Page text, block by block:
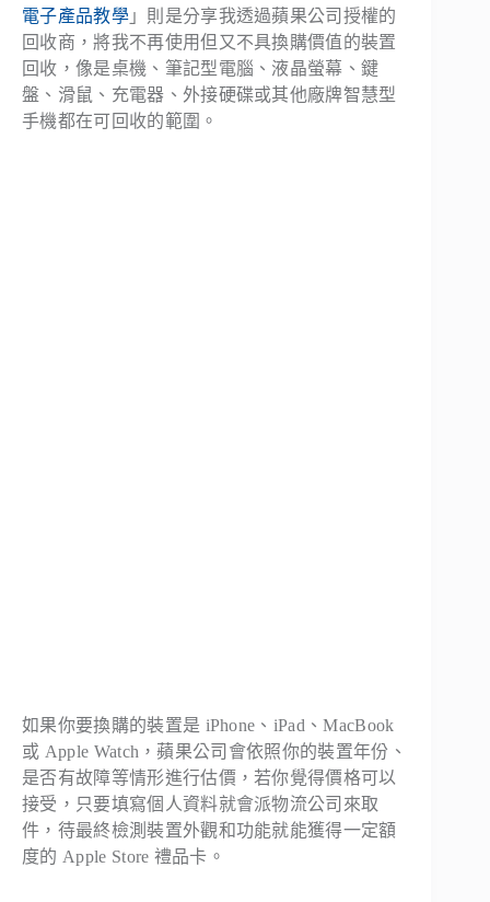
電子產品教學」則是分享我透過蘋果公司授權的
回收商，將我不再使用但又不具換購價值的裝置
回收，像是桌機、筆記型電腦、液晶螢幕、鍵
盤、滑鼠、充電器、外接硬碟或其他廠牌智慧型
手機都在可回收的範圍。
如果你要換購的裝置是 iPhone、iPad、MacBook
或 Apple Watch，蘋果公司會依照你的裝置年份、
是否有故障等情形進行估價，若你覺得價格可以
接受，只要填寫個人資料就會派物流公司來取
件，待最終檢測裝置外觀和功能就能獲得一定額
度的 Apple Store 禮品卡。